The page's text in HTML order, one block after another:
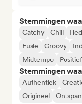
Stemmingen
Catchy Chill
Fusie
Groovy
Midtempo
Positief
Stemmingen
Authentiek
Origineel